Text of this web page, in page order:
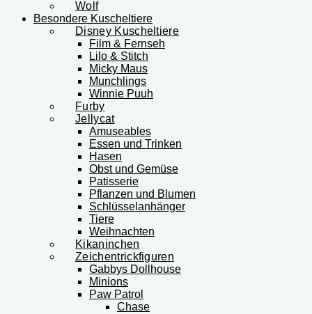
Wolf
Besondere Kuscheltiere
Disney Kuscheltiere
Film & Fernseh
Lilo & Stitch
Micky Maus
Munchlings
Winnie Puuh
Furby
Jellycat
Amuseables
Essen und Trinken
Hasen
Obst und Gemüse
Patisserie
Pflanzen und Blumen
Schlüsselanhänger
Tiere
Weihnachten
Kikaninchen
Zeichentrickfiguren
Gabbys Dollhouse
Minions
Paw Patrol
Chase